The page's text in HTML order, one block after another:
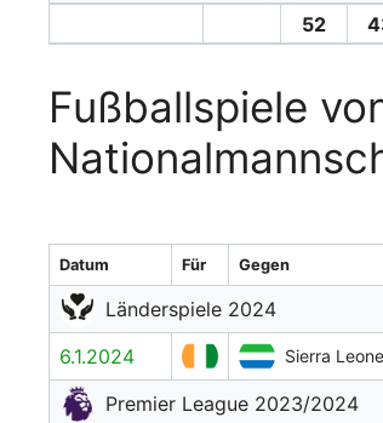
52
Fußballspiele
Datum Für Gegen
Länderspiele 2024
6.1.2024
Sierra Leone
Premier League 2023/2024